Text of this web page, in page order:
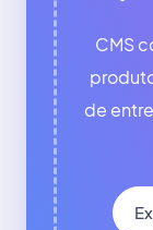
CMS
de